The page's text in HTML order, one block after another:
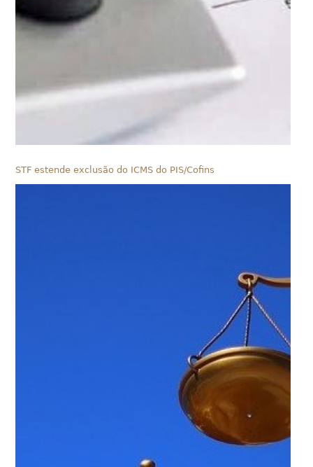
STF estende exclusão do ICMS do PIS/Cofins